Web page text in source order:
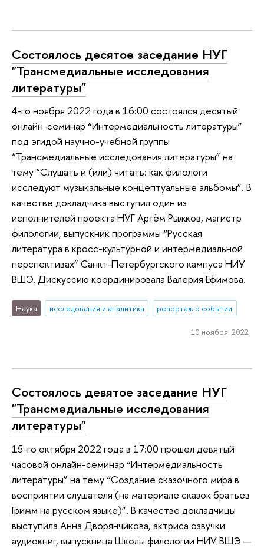
Состоялось десятое заседание НУГ
"Трансмедиальные исследования
литературы"
4-го ноября 2022 года в 16:00 состоялся десятый
онлайн-семинар “Интермедиальность литературы”
под эгидой научно-учебной группы
“Трансмедиальные исследования литературы” на
тему “Слушать и (или) читать: как филологи
исследуют музыкальные концептуальные альбомы”. В
качестве докладчика выступил один из
исполнителей проекта НУГ Артём Рыжков, магистр
филологии, выпускник программы “Русская
литература в кросс-культурной и интермедиальной
перспективах” Санкт-Петербургского кампуса НИУ
ВШЭ. Дискуссию координировала Валерия Ефимова.
Наука исследования и аналитика репортаж о событии
10 ноября 2022
Состоялось девятое заседание НУГ
"Трансмедиальные исследования
литературы"
15-го октября 2022 года в 17:00 прошел девятый
часовой онлайн-семинар “Интермедиальность
литературы” на тему “Создание сказочного мира в
восприятии слушателя (на материале сказок братьев
Гримм на русском языке)”. В качестве докладчицы
выступила Анна Дворянчикова, актриса озвучки
аудиокниг, выпускница Школы филологии НИУ ВШЭ —